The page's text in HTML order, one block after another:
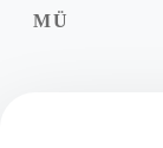
Yasal Uyarı
MÜ